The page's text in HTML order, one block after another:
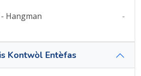
- Hangman
-
Kontwòl Entèfas